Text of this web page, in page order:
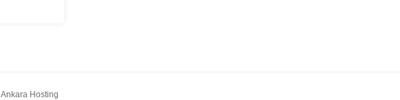
Ankara Hosting